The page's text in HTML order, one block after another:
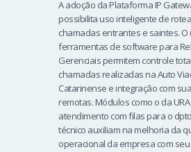
A adoção da Plataforma IP
possibilita uso inteligente de
chamadas entrantes e saintes. O
ferramentas de software para
Gerenciais permitem controle
chamadas realizadas na Auto
Catarinense e integração com
remotas. Módulos como o da
atendimento com filas para o
técnico auxiliam na melhoria da
operacional da empresa com